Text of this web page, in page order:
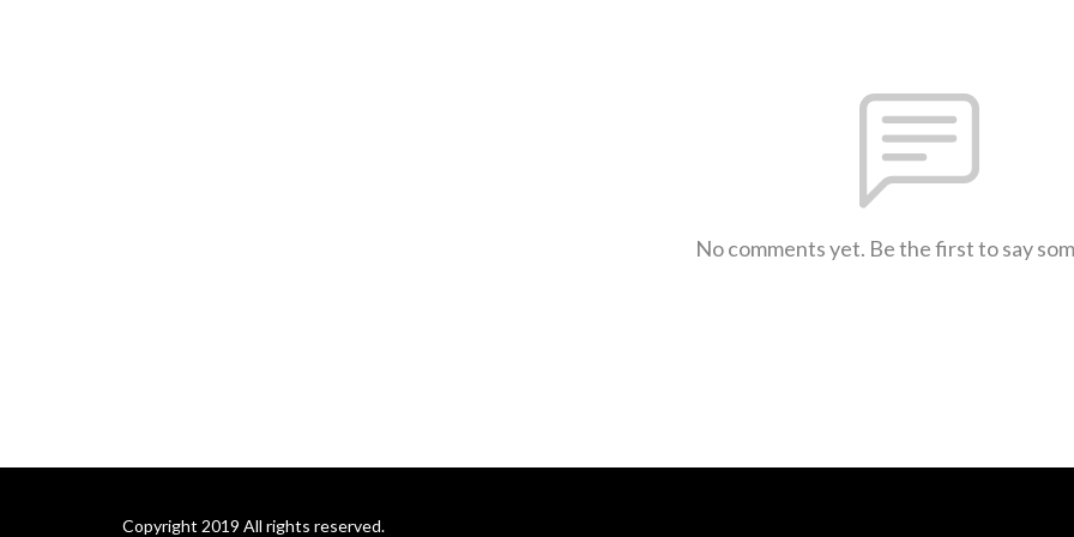
No comments yet. Be the first to say
Copyright 2019 All rights reserved.